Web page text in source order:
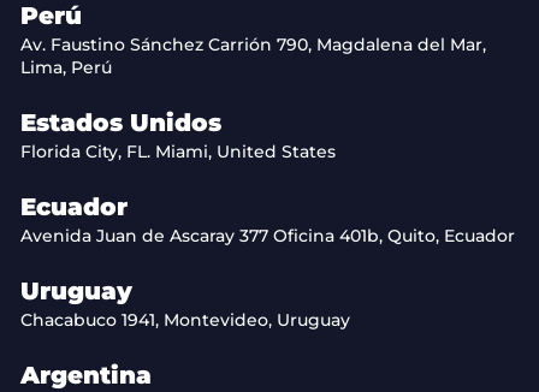
Perú
Av. Faustino Sánchez Carrión 790, Magdalena del Mar,
Lima, Perú
Estados Unidos
Florida City, FL. Miami, United States
Ecuador
Avenida Juan de Ascaray 377 Oficina 401b, Quito, Ecuador
Uruguay
Chacabuco 1941, Montevideo, Uruguay
Argentina